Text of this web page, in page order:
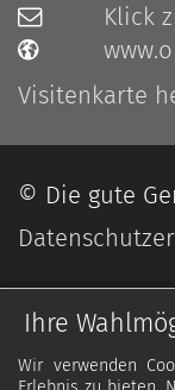
Ihre
Wir verwenden
Klick
Visitenkarte
© Die gute